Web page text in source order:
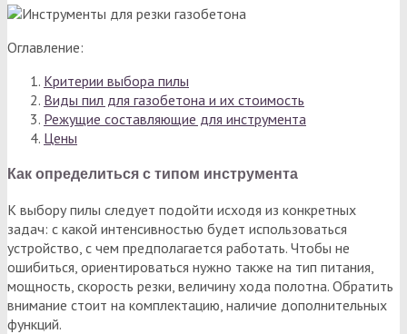
Оглавление:
Критерии выбора пилы
Виды пил для газобетона и их стоимость
Режущие составляющие для инструмента
Цены
Как определиться с типом инструмента
К выбору пилы следует подойти исходя из конкретных
задач: с какой интенсивностью будет использоваться
устройство, с чем предполагается работать. Чтобы не
ошибиться, ориентироваться нужно также на тип питания,
мощность, скорость резки, величину хода полотна. Обратить
внимание стоит на комплектацию, наличие дополнительных
функций.